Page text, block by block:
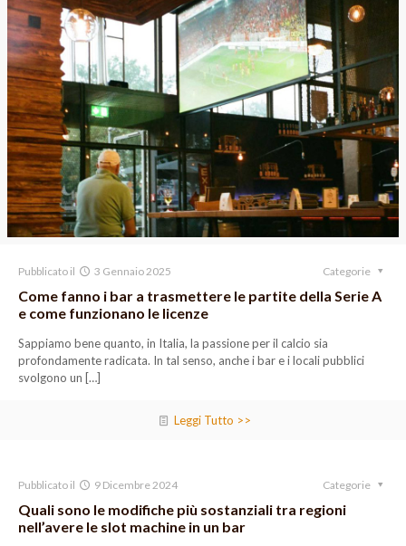
Pubblicato il 3 Gennaio 2025 Categorie
Come fanno i bar a trasmettere le partite della Serie A
e come funzionano le licenze
Sappiamo bene quanto, in Italia, la passione per il calcio sia
profondamente radicata. In tal senso, anche i bar e i locali pubblici
svolgono un […]
Leggi Tutto >>
Pubblicato il 9 Dicembre 2024 Categorie
Quali sono le modifiche più sostanziali tra regioni
nell’avere le slot machine in un bar